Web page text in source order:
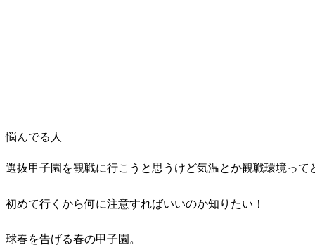
悩んでる人
選抜甲子園を観戦に行こうと思うけど気温とか観戦環境って
初めて行くから何に注意すればいいのか知りたい！
球春を告げる春の甲子園。